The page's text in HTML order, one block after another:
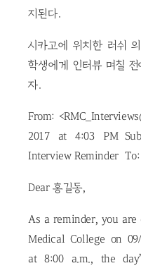
지된다.
시카고에 위치한 러쉬
학생에게 인터뷰 며칠
자.
From:
2017 at 4:03 PM
Interview Reminder To:
Dear 홍길동,
As a reminder, you
Medical College on
at 8:00 a.m., the